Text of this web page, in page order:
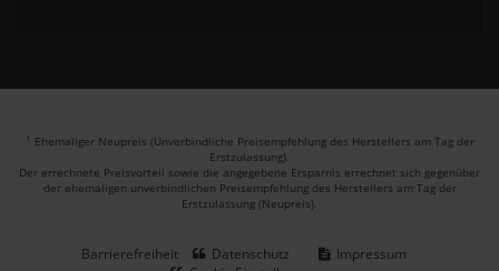
1 Ehemaliger Neupreis (Unverbindliche Preisempfehlung des Herstellers am Tag der
Erstzulassung).
Der errechnete Preisvorteil sowie die angegebene Ersparnis errechnet sich gegenüber
der ehemaligen unverbindlichen Preisempfehlung des Herstellers am Tag der
Erstzulassung (Neupreis).
Barrierefreiheit Datenschutz
Impressum